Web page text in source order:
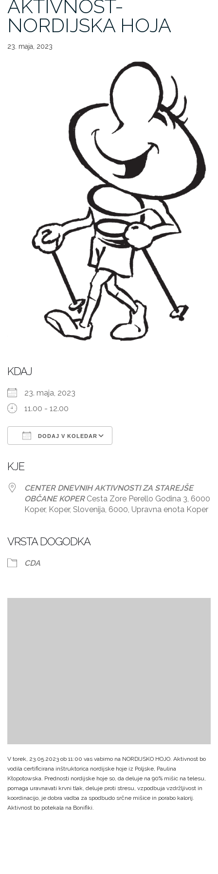
AKTIVNOST-
NORDIJSKA HOJA
23. maja, 2023
KDAJ
23. maja, 2023
11.00 - 12.00
DODAJ V KOLEDAR
KJE
CENTER DNEVNIH AKTIVNOSTI ZA STAREJŠE
OBČANE KOPERCesta Zore Perello Godina 3, 6000
Koper, Koper, Slovenija, 6000, Upravna enota Koper
VRSTA DOGODKA
CDA
V torek, 23.05.2023 ob 11:00 vas vabimo na NORDIJSKO HOJO. Aktivnost bo
vodila certificirana inštruktorica nordijske hoje iz Poljske, Paulina
Kłopotowska. Prednosti nordijske hoje so, da deluje na 90% mišic na telesu,
pomaga uravnavati krvni tlak, deluje proti stresu, vzpodbuja vzdržljivost in
koordinacijo, je dobra vadba za spodbudo srčne mišice in porabo kalorij.
Aktivnost bo potekala na Bonifiki.